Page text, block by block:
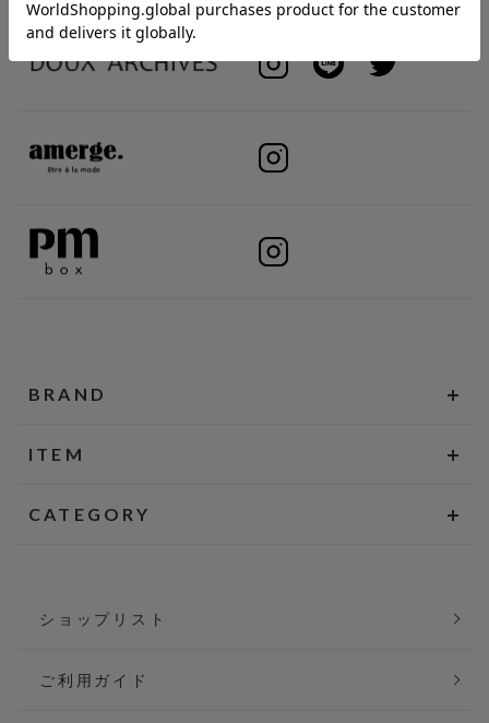
BRAND
ITEM
CATEGORY
ショップリスト
ご利用ガイド